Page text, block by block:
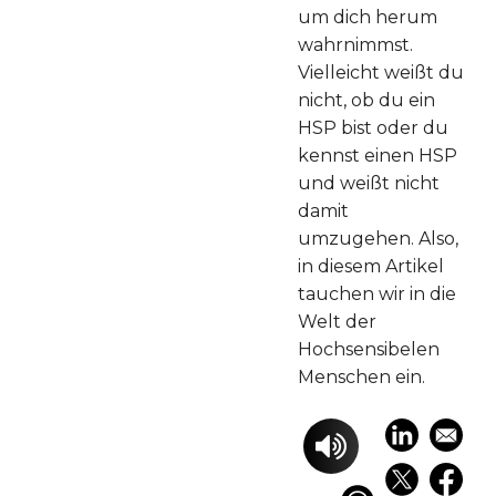
um dich herum
wahrnimmst.
Vielleicht weißt du
nicht, ob du ein
HSP bist oder du
kennst einen HSP
und weißt nicht
damit
umzugehen. Also,
in diesem Artikel
tauchen wir in die
Welt der
Hochsensibelen
Menschen ein.